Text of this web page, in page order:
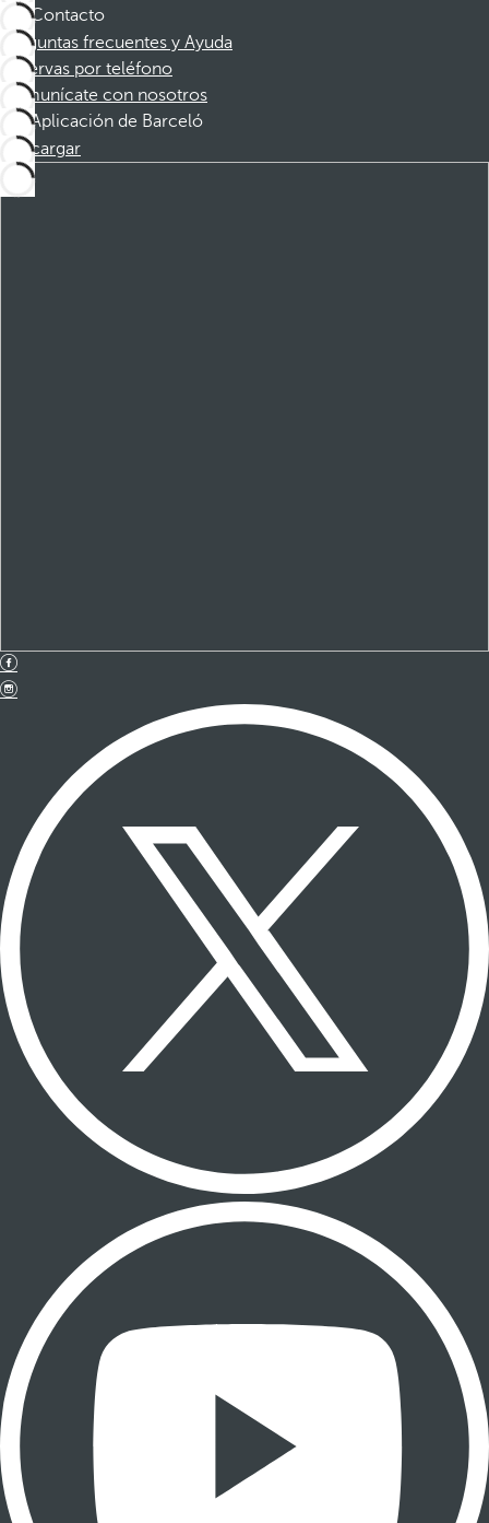
Contacto
Preguntas frecuentes y Ayuda
Reservas por teléfono
Comunícate con nosotros
Aplicación de Barceló
Descargar